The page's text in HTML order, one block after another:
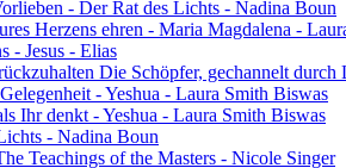
- Der Rat des Lichts - Nadina Boun
Herzens ehren - Maria Magdalena -
- Jesus - Elias
Die Schöpfer, gechannelt durch
- Yeshua - Laura Smith Biswas
Ihr denkt - Yeshua - Laura Smith Biswas
- Nadina Boun
Teachings of the Masters - Nicole Singer